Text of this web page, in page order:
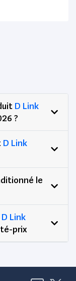
D Link
?
D Link
le
D Link
prix